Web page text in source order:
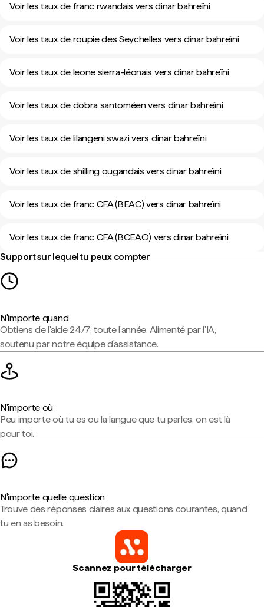
Voir les taux de franc rwandais vers dinar bahreïni
Voir les taux de roupie des Seychelles vers dinar bahreïni
Voir les taux de leone sierra-léonais vers dinar bahreïni
Voir les taux de dobra santoméen vers dinar bahreïni
Voir les taux de lilangeni swazi vers dinar bahreïni
Voir les taux de shilling ougandais vers dinar bahreïni
Voir les taux de franc CFA (BEAC) vers dinar bahreïni
Voir les taux de franc CFA (BCEAO) vers dinar bahreïni
Support sur lequel tu peux compter
N'importe quand
Obtiens de l'aide 24/7, toute l'année. Alimenté par l'IA,
soutenu par notre équipe d'assistance.
N'importe où
Peu importe où tu es ou la langue que tu parles, on est là
pour toi.
N'importe quelle question
Trouve des réponses claires aux questions courantes, quand
tu en as besoin.
Scannez pour télécharger